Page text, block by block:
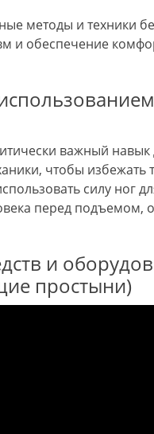
методы и техники
и обеспечение
важный навык
чтобы избежать
силу ног
перед подъемом,
и
простыни)